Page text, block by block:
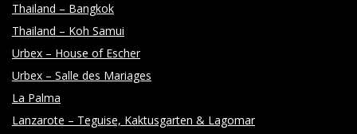
Thailand – Bangkok
Thailand – Koh Samui
Urbex – House of Escher
Urbex – Salle des Mariages
La Palma
Lanzarote – Teguise, Kaktusgarten & Lagomar